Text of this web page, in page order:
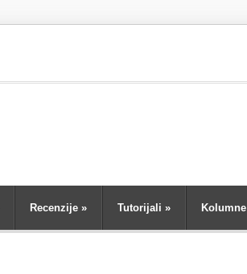
Recenzije » Tutorijali » Kolumne